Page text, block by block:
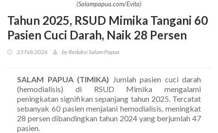
(Salampapua.com/Evita)
Tahun 2025, RSUD Mimika Tangani 60
Pasien Cuci Darah, Naik 28 Persen
23 Feb 2026 by Redaksi Salam Papua
SALAM PAPUA (TIMIKA)
Jumlah pasien cuci darah
(hemodialisis) di RSUD Mimika mengalami
peningkatan signifikan sepanjang tahun 2025. Tercatat
sebanyak 60 pasien menjalani hemodialisis, meningkat
28 persen dibandingkan tahun 2024 yang berjumlah 47
pasien.